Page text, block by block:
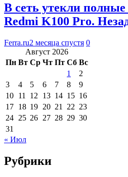
В сеть утекли
Redmi K100 Pro.
Ferra.ru2 месяца спустя 0
Август 2026
Пн Вт Ср Чт Пт Сб Вс
1
2
3
4 5 6 7 8
9
10 11 12 13 14 15 16
17 18 19 20 21 22 23
24 25 26 27 28 29 30
31
« Июл
Рубрики